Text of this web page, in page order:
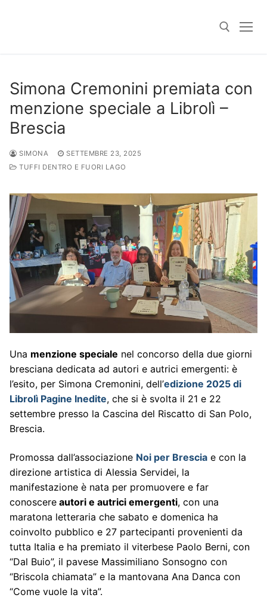
Simona Cremonini premiata con
menzione speciale a Librolì –
Brescia
SIMONA
SETTEMBRE 23, 2025
TUFFI DENTRO E FUORI LAGO
Una menzione speciale nel concorso della due giorni
bresciana dedicata ad autori e autrici emergenti: è
l’esito, per Simona Cremonini, dell’edizione 2025 di
Librolì Pagine Inedite, che si è svolta il 21 e 22
settembre presso la Cascina del Riscatto di San Polo,
Brescia.
Promossa dall’associazione Noi per Brescia e con la
direzione artistica di Alessia Servidei, la
manifestazione è nata per promuovere e far
conoscere autori e autrici emergenti, con una
maratona letteraria che sabato e domenica ha
coinvolto pubblico e 27 partecipanti provenienti da
tutta Italia e ha premiato il viterbese Paolo Berni, con
“Dal Buio”, il pavese Massimiliano Sonsogno con
“Briscola chiamata” e la mantovana Ana Danca con
“Come vuole la vita”.